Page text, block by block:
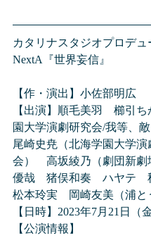
カタリナスタジオプロデュ
NextA『世界妄信』
【作・演出】小佐部明広
【出演】順毛美羽　櫛引
園大学演劇研究会/我等、
尾崎史尭（北海学園大学演
会）　高坂綾乃（劇団新劇
優哉　猪俣和奏　ハヤテ
松本玲実　岡崎友美（浦と
【日時】2023年7月21日（
【公演情報】